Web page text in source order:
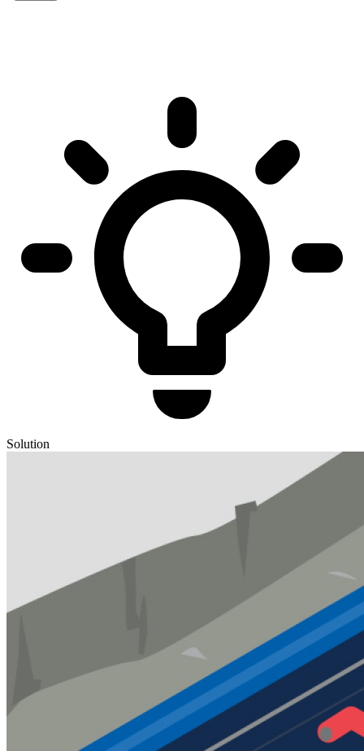
Solution